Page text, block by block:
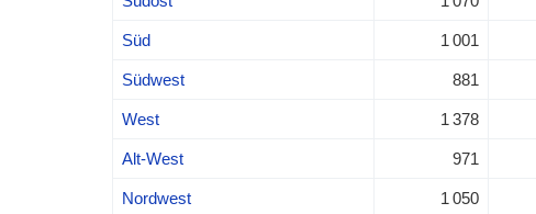
Süd 1 001
Südwest 881
West 1 378
Alt-West 971
Nordwest 1 050